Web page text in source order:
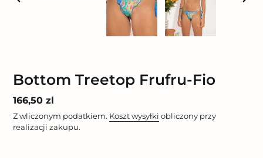
Bottom Treetop Frufru-Fio
Cena
regularna
166,50 zl
Z wliczonym podatkiem. Koszt wysyłki obliczony przy
realizacji zakupu.